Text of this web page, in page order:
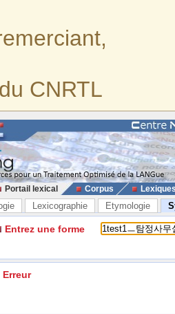
CNRTL
Portail lexical Corpus
Lexicographie Etymologie
Entrez une forme
Erreur